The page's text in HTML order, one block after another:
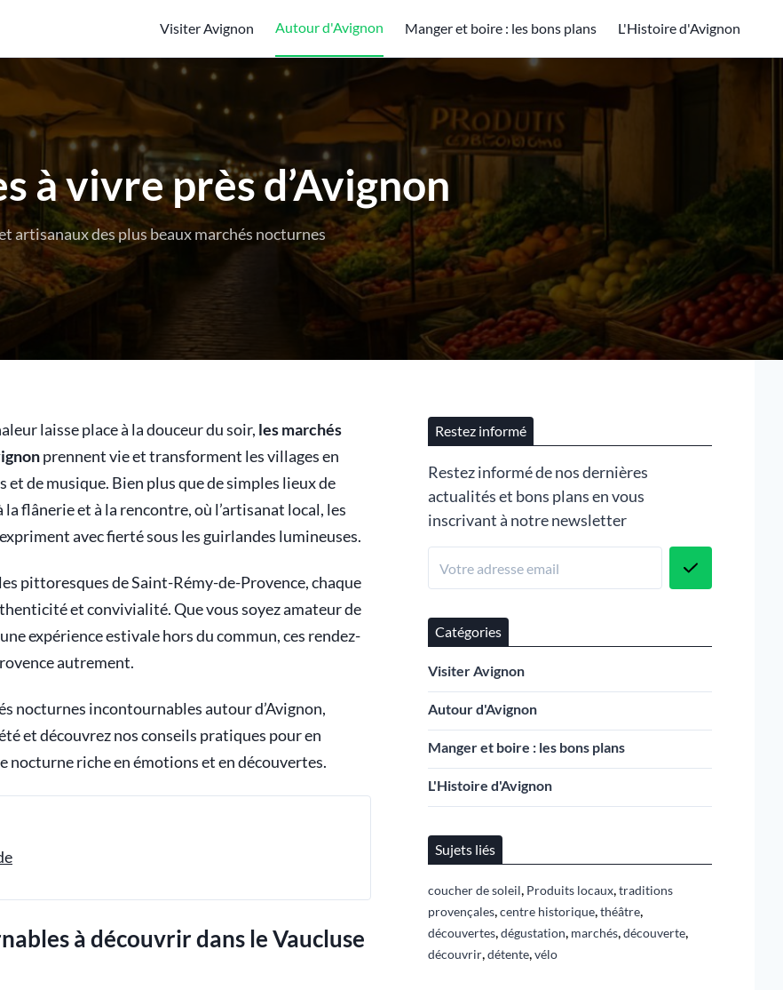
Visiter Avignon Autour d'Avignon Manger et boire : les bons plans L'Histoire d'Avignon
à vivre près d’Avignon
artisanaux des plus beaux marchés nocturnes
laisse place à la douceur du soir, les marchés
prennent vie et transforment les villages en
de musique. Bien plus que de simples lieux de
flânerie et à la rencontre, où l’artisanat local, les
avec fierté sous les guirlandes lumineuses.
pittoresques de Saint-Rémy-de-Provence, chaque
et convivialité. Que vous soyez amateur de
expérience estivale hors du commun, ces rendez-
autrement.
nocturnes incontournables autour d’Avignon,
et découvrez nos conseils pratiques pour en
nocturne riche en émotions et en découvertes.
à découvrir dans le Vaucluse
Restez informé
Restez informé de nos dernières
actualités et bons plans en vous
inscrivant à notre newsletter
Catégories
Visiter Avignon
Autour d'Avignon
Manger et boire : les bons plans
L'Histoire d'Avignon
Sujets liés
coucher de soleil, Produits locaux,traditions
provençales,centre historique,théâtre,
découvertes,dégustation, marchés,découverte,
découvrir,détente,vélo